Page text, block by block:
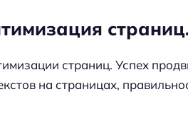
страниц. Успех
на страницах,